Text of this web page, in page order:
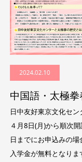
2024.02.10
中国語・太極
日中友好東京文化セン
４月8日(月)から順次
日までにお申込みの場
入学金が無料となりま